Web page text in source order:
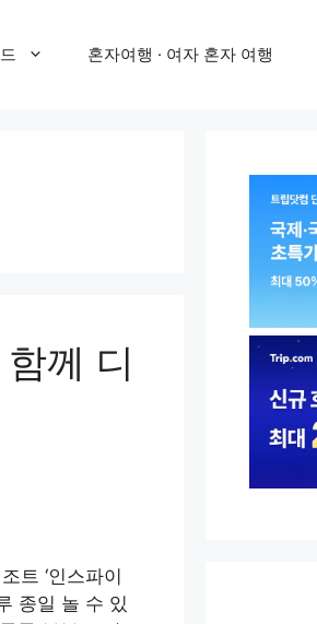
혼자여행 · 여자 혼자 여행
께 디
트 ‘인스파이
종일 놀 수 있